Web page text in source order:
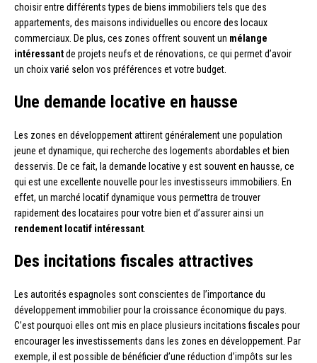
choisir entre différents types de biens immobiliers tels que des
appartements, des maisons individuelles ou encore des locaux
commerciaux. De plus, ces zones offrent souvent un mélange
intéressantde projets neufs et de rénovations, ce qui permet d’avoir
un choix varié selon vos préférences et votre budget.
Une demande locative en hausse
Les zones en développement attirent généralement une population
jeune et dynamique, qui recherche des logements abordables et bien
desservis. De ce fait, la demande locative y est souvent en hausse, ce
qui est une excellente nouvelle pour les investisseurs immobiliers. En
effet, un marché locatif dynamique vous permettra de trouver
rapidement des locataires pour votre bien et d’assurer ainsi un
rendement locatif intéressant
Des incitations fiscales attractives
Les autorités espagnoles sont conscientes de l’importance du
développement immobilier pour la croissance économique du pays.
C’est pourquoi elles ont mis en place plusieurs incitations fiscales pour
encourager les investissements dans les zones en développement. Par
exemple, il est possible de bénéficier d’une réduction d’impôts sur les